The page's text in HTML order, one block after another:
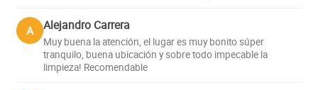
A Alejandro Carrera
Muy buena la atención, el lugar es muy bonito súper
tranquilo, buena ubicación y sobre todo impecable la
limpieza! Recomendable